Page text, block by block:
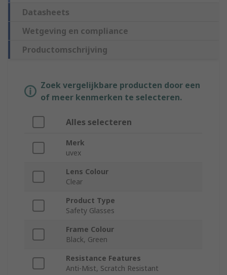
Datasheets
Wetgeving en compliance
Productomschrijving
Zoek vergelijkbare producten door een
of meer kenmerken te selecteren.
Alles selecteren
Merk
uvex
Lens Colour
Clear
Product Type
Safety Glasses
Frame Colour
Black, Green
Resistance Features
Anti-Mist, Scratch Resistant